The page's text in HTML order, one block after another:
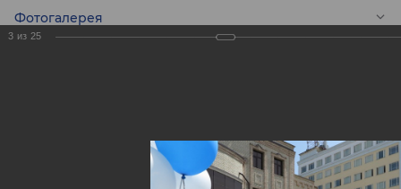
Фотогалерея
Молодежному
3 из 25